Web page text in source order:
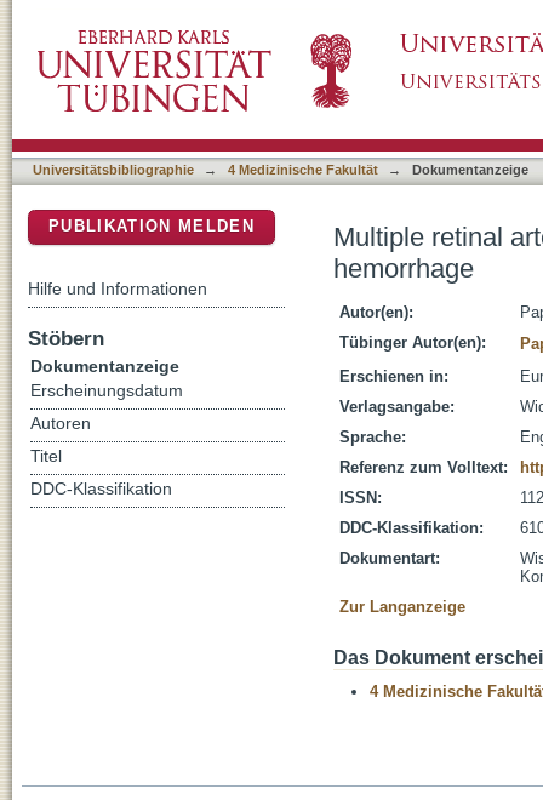
Universitätsbibliographie → 4 Medizinische Fakultät → Dokumentanzeige
Multiple retinal
hemorrhage
Autor(en):
Tübinger Autor(en):
Erschienen in:
Verlagsangabe:
Sprache:
Referenz zum Volltext:
ISSN:
DDC-Klassifikation:
Dokumentart:
Zur Langanzeige
Das Dokument
4 Medizinische
PUBLIKATION MELDEN
Hilfe und Informationen
Stöbern
Dokumentanzeige
Erscheinungsdatum
Autoren
Titel
DDC-Klassifikation